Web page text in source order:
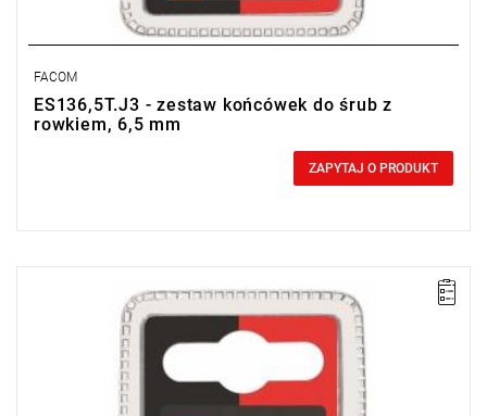
FACOM
ES136,5T.J3 - zestaw końcówek do śrub z
rowkiem, 6,5 mm
ZAPYTAJ O PRODUKT
UWAGA: Produkt wycofany ze sprzedaży przez producenta.
Proponowany zamiennik w zakładce "produkty powiązane".
Zakres zestawu: 5,5 mm
Ilość elementów w zestawie: 3